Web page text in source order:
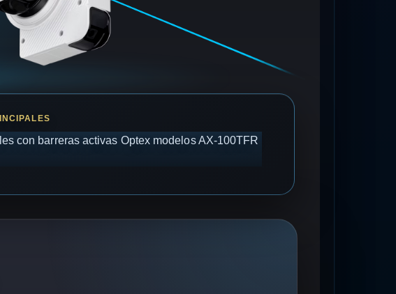
con barreras activas Optex modelos AX-100TFR